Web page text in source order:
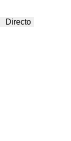
Directo